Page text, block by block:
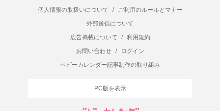
個人情報の取扱いについて
/
ご利用のルールとマナー
外部送信について
広告掲載について
/
利用規約
お問い合わせ
/
ログイン
ベビーカレンダー記事制作の取り組み
PC版を表示